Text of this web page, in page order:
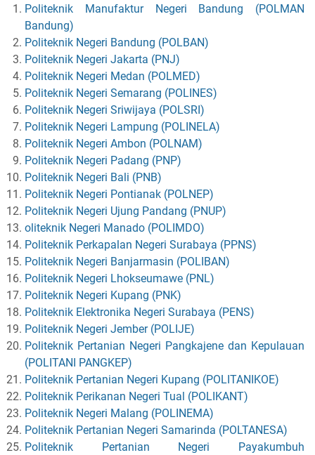
Politeknik Manufaktur Negeri Bandung (POLMAN
Bandung)
Politeknik Negeri Bandung (POLBAN)
Politeknik Negeri Jakarta (PNJ)
Politeknik Negeri Medan (POLMED)
Politeknik Negeri Semarang (POLINES)
Politeknik Negeri Sriwijaya (POLSRI)
Politeknik Negeri Lampung (POLINELA)
Politeknik Negeri Ambon (POLNAM)
Politeknik Negeri Padang (PNP)
Politeknik Negeri Bali (PNB)
Politeknik Negeri Pontianak (POLNEP)
Politeknik Negeri Ujung Pandang (PNUP)
oliteknik Negeri Manado (POLIMDO)
Politeknik Perkapalan Negeri Surabaya (PPNS)
Politeknik Negeri Banjarmasin (POLIBAN)
Politeknik Negeri Lhokseumawe (PNL)
Politeknik Negeri Kupang (PNK)
Politeknik Elektronika Negeri Surabaya (PENS)
Politeknik Negeri Jember (POLIJE)
Politeknik Pertanian Negeri Pangkajene dan Kepulauan
(POLITANI PANGKEP)
Politeknik Pertanian Negeri Kupang (POLITANIKOE)
Politeknik Perikanan Negeri Tual (POLIKANT)
Politeknik Negeri Malang (POLINEMA)
Politeknik Pertanian Negeri Samarinda (POLTANESA)
Politeknik Pertanian Negeri Payakumbuh